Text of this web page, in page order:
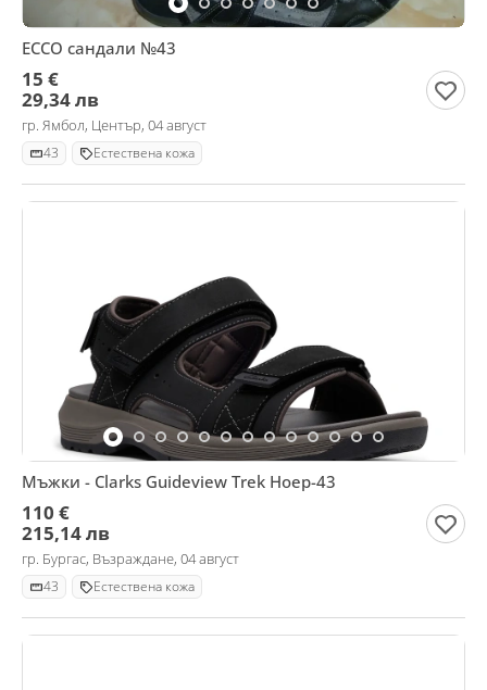
ЕССО сандали №43
15 €
29,34 лв
гр. Ямбол, Център, 04 август
43 Естествена кожа
Мъжки - Clarks Guideview Trek Ноер-43
110 €
215,14 лв
гр. Бургас, Възраждане, 04 август
43 Естествена кожа